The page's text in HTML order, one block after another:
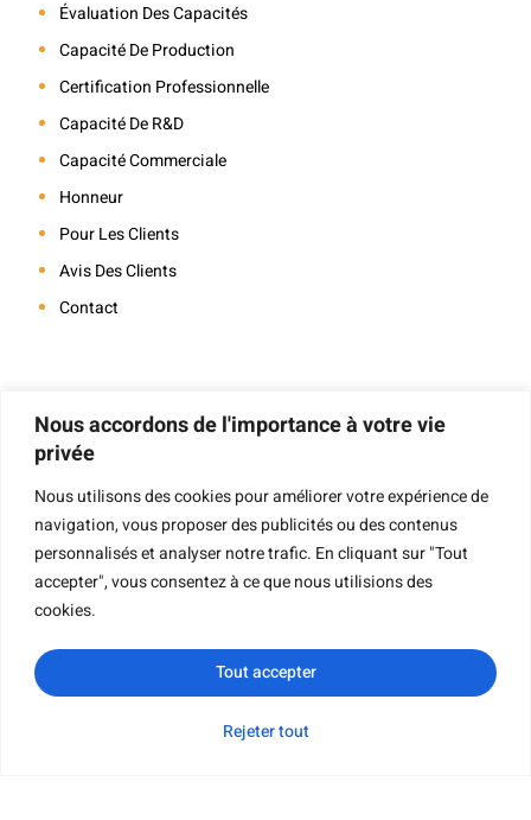
Nous accordons de l'importance à votre vie
privée
Nous utilisons des cookies pour améliorer votre expérience de
navigation, vous proposer des publicités ou des contenus
personnalisés et analyser notre trafic. En cliquant sur "Tout
accepter", vous consentez à ce que nous utilisions des
cookies.
Rejeter tout
Tout accepter
Évaluation Des Capacités
Capacité De Production
Certification Professionnelle
Capacité De R&D
Capacité Commerciale
Honneur
Pour Les Clients
Avis Des Clients
Contact
Navigation
Impression De Livres
Impression De Livres À Couverture Rigide
Impression De Livres Pour Enfants
Impression De Livres Cartonnés
Demande de